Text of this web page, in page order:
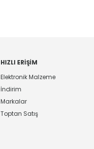
HIZLI ERIŞIM
Elektronik Malzeme
İndirim
Markalar
Toptan Satış